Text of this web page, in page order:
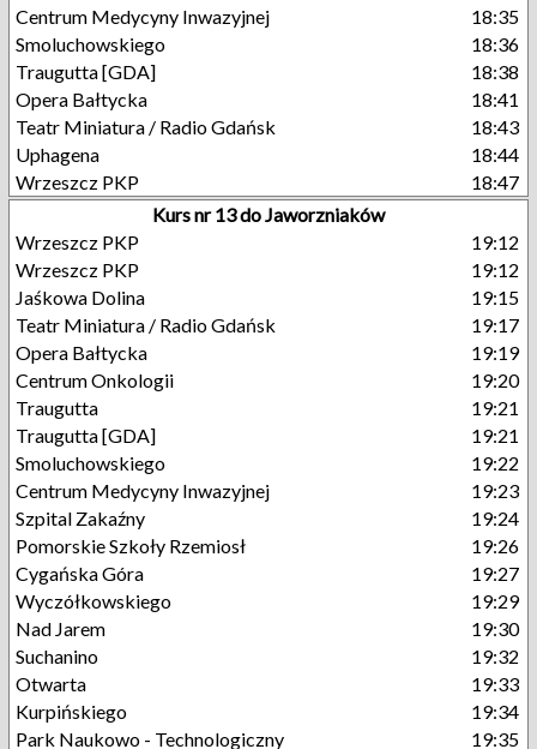
Centrum Medycyny Inwazyjnej
18:35
Smoluchowskiego
18:36
Traugutta [GDA]
18:38
Opera Bałtycka
18:41
Teatr Miniatura / Radio Gdańsk
18:43
Uphagena
18:44
Wrzeszcz PKP
18:47
Kurs nr 13 do Jaworzniaków
Wrzeszcz PKP
19:12
Wrzeszcz PKP
19:12
Jaśkowa Dolina
19:15
Teatr Miniatura / Radio Gdańsk
19:17
Opera Bałtycka
19:19
Centrum Onkologii
19:20
Traugutta
19:21
Traugutta [GDA]
19:21
Smoluchowskiego
19:22
Centrum Medycyny Inwazyjnej
19:23
Szpital Zakaźny
19:24
Pomorskie Szkoły Rzemiosł
19:26
Cygańska Góra
19:27
Wyczółkowskiego
19:29
Nad Jarem
19:30
Suchanino
19:32
Otwarta
19:33
Kurpińskiego
19:34
Park Naukowo - Technologiczny
19:35